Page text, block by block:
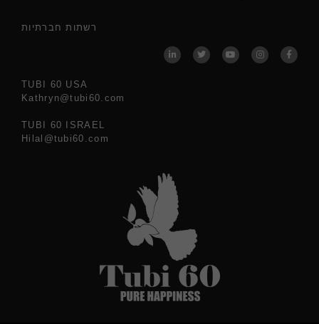
רשתות חברתיות
TUBI 60 USA
Kathryn@tubi60.com
TUBI 60 ISRAEL
Hilal@tubi60.com